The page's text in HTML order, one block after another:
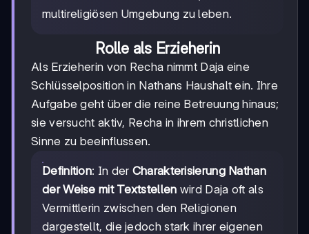
multireligiösen Umgebung zu leben.
Rolle als Erzieherin
Als Erzieherin von Recha nimmt Daja eine
Schlüsselposition in Nathans Haushalt ein. Ihre
Aufgabe geht über die reine Betreuung hinaus;
sie versucht aktiv, Recha in ihrem christlichen
Sinne zu beeinflussen.
Definition: In der Charakterisierung Nathan
der Weise mit Textstellen wird Daja oft als
Vermittlerin zwischen den Religionen
dargestellt, die jedoch stark ihrer eigenen